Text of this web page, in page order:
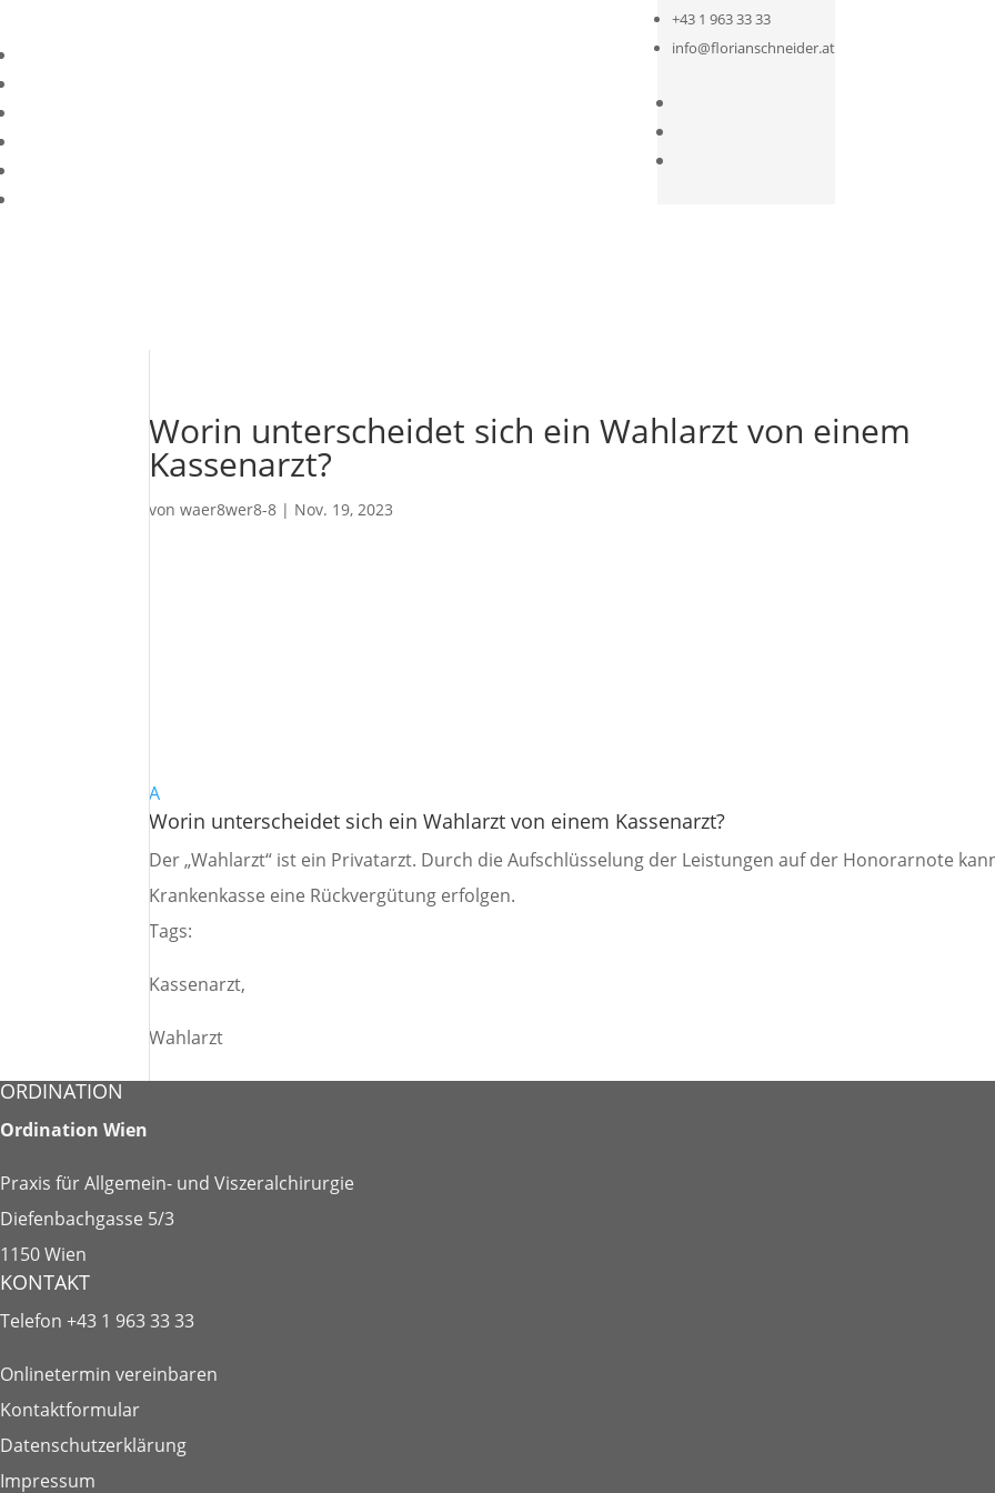
+43 1 963 33 33
info@florianschneider.at
Worin unterscheidet sich ein Wahlarzt von einem
Kassenarzt?
vonwaer8wer8-8 | Nov. 19, 2023
A
Worin unterscheidet sich ein Wahlarzt von einem Kassenarzt?
Der „Wahlarzt“ ist ein Privatarzt. Durch die Aufschlüsselung der Leistungen auf der Honorarnote
Krankenkasse eine Rückvergütung erfolgen.
Tags:
Kassenarzt,
Wahlarzt
ORDINATION
Ordination Wien
Praxis für Allgemein- und Viszeralchirurgie
Diefenbachgasse 5/3
1150 Wien
KONTAKT
Telefon +43 1 963 33 33
Onlinetermin vereinbaren
Kontaktformular
Datenschutzerklärung
Impressum